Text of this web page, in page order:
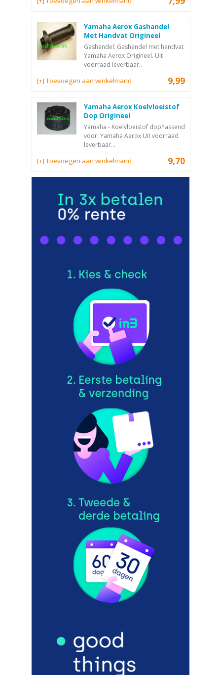
Yamaha Aerox Gashandel
Met Handvat Origineel
Gashandel: Gashandel met handvat
Yamaha Aerox Origineel. Uit
voorraad leverbaar..
9,99
[+] Toevoegen aan winkelmand
Yamaha Aerox Koelvloeistof
Dop Origineel
Yamaha - Koelvloeistof dopPassend
voor: Yamaha Aerox Uit voorraad
leverbaar...
9,70
[+] Toevoegen aan winkelmand